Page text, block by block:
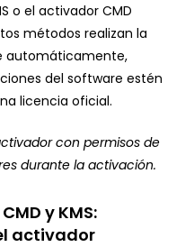
o el activador CMD
métodos realizan la
automáticamente,
del software estén
licencia oficial.
con permisos de
durante la activación.
y KMS:
activador